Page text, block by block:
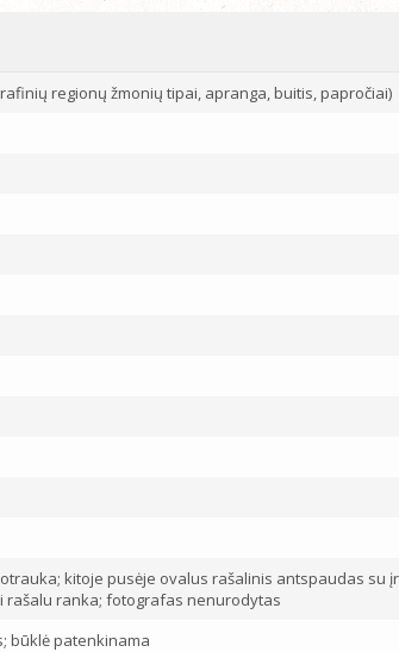
regionų žmonių tipai, apranga, buitis, papročiai)
kitoje pusėje ovalus rašalinis antspaudas su
rašalu ranka; fotografas nenurodytas
būklė patenkinama